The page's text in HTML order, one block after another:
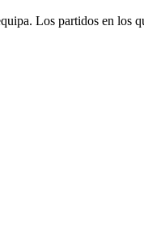
Los partidos en los